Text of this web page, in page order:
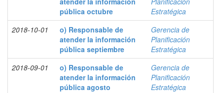
pública octubre
Estratégica
2018-10-01
o) Responsable de
atender la información
pública septiembre
Gerencia de
Planificación
Estratégica
2018-09-01
o) Responsable de
atender la información
pública agosto
Gerencia de
Planificación
Estratégica